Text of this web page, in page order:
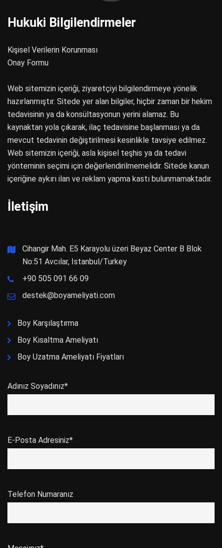
Hukuki Bilgilendirmeler
Kişisel Verilerin Korunması
Onay Formu
Web sitemizin içeriği, ziyaretçiyi bilgilendirmeye yönelik
hazırlanmıştır. Sitede yer alan bilgiler, hiçbir zaman bir hekim
tedavisinin ya da konsültasyonun yerini alamaz. Bu
kaynaktan yola çıkarak, ilaç tedavisine başlanması ya da
mevcut tedavinin değiştirilmesi kesinlikle tavsiye edilmez.
Web sitemizin içeriği, asla kişisel teşhis ya da tedavi
yönteminin seçimi için değerlendirilmemelidir. Sitede kanun
içeriğine aykırı ilan ve reklam yapma kastı bulunmamaktadır.
İletişim
Cihangir Mah. E5 Karayolu üzeri Beyaz Center B Blok
No:51 Avcılar, Istanbul/Turkey
+90 505 091 66 09
destek@boyameliyati.com
Boy Karşılaştırma
Boy Kısaltma Ameliyatı
Boy Uzatma Ameliyatı Fiyatları
Adınız Soyadınız*
E-Posta Adresiniz*
Telefon Numaranız